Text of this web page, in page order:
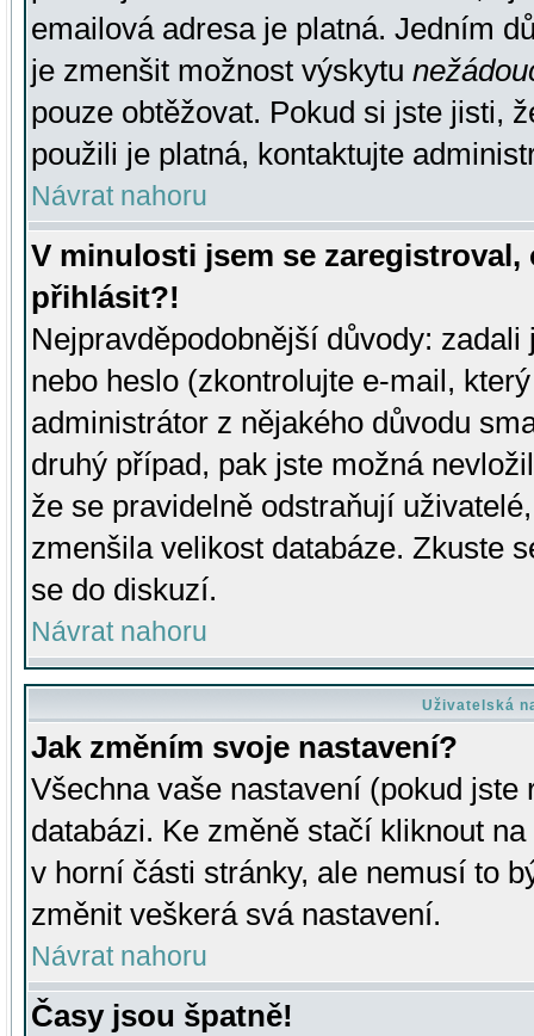
emailová adresa je platná. Jedním
je zmenšit možnost výskytu
pouze obtěžovat. Pokud si jste jisti,
použili je platná, kontaktujte
Návrat nahoru
V minulosti jsem se
přihlásit?!
Nejpravděpodobnější důvody:
nebo heslo (zkontrolujte e-mail,
administrátor z nějakého důvodu
druhý případ, pak jste možná
že se pravidelně odstraňují
zmenšila velikost databáze. Zkuste
se do diskuzí.
Návrat nahoru
Uživatelská
Jak změním svoje nastavení?
Všechna vaše nastavení (pokud
databázi. Ke změně stačí kliknout
v horní části stránky, ale nemusí to
změnit veškerá svá nastavení.
Návrat nahoru
Časy jsou špatně!